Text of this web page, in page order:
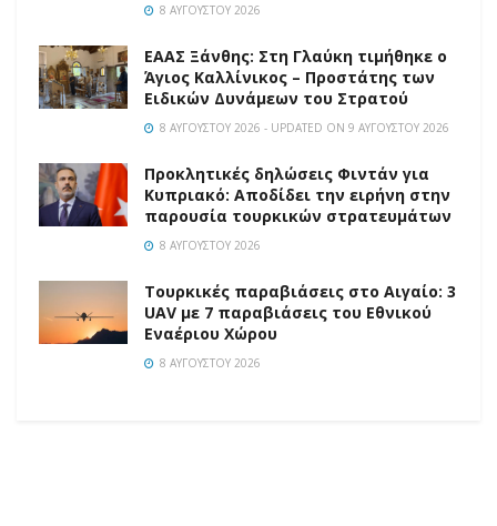
8 ΑΥΓΟΎΣΤΟΥ 2026
EAAΣ Ξάνθης: Στη Γλαύκη τιμήθηκε ο
Άγιος Καλλίνικος – Προστάτης των
Ειδικών Δυνάμεων του Στρατού
8 ΑΥΓΟΎΣΤΟΥ 2026 - UPDATED ON 9 ΑΥΓΟΎΣΤΟΥ 2026
Προκλητικές δηλώσεις Φιντάν για
Κυπριακό: Αποδίδει την ειρήνη στην
παρουσία τουρκικών στρατευμάτων
8 ΑΥΓΟΎΣΤΟΥ 2026
Τουρκικές παραβιάσεις στο Αιγαίο: 3
UAV με 7 παραβιάσεις του Εθνικού
Εναέριου Χώρου
8 ΑΥΓΟΎΣΤΟΥ 2026